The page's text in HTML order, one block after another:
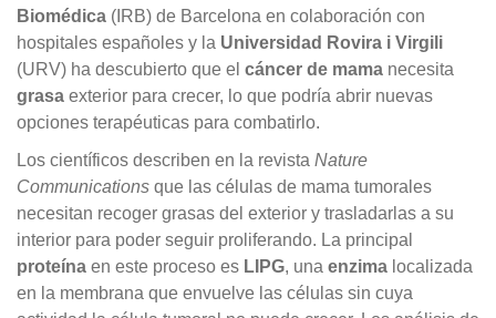
Biomédica (IRB) de Barcelona en colaboración con
hospitales españoles y la Universidad Rovira i Virgili
(URV) ha descubierto que el cáncer de mama necesita
grasa exterior para crecer, lo que podría abrir nuevas
opciones terapéuticas para combatirlo.
Los científicos describen en la revista Nature
Communications que las células de mama tumorales
necesitan recoger grasas del exterior y trasladarlas a su
interior para poder seguir proliferando. La principal
proteína en este proceso es LIPG, una enzima localizada
en la membrana que envuelve las células sin cuya